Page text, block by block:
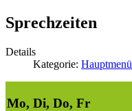
Sprechzeiten
Details
Kategorie: Hauptmenü
Mo, Di, Do, Fr